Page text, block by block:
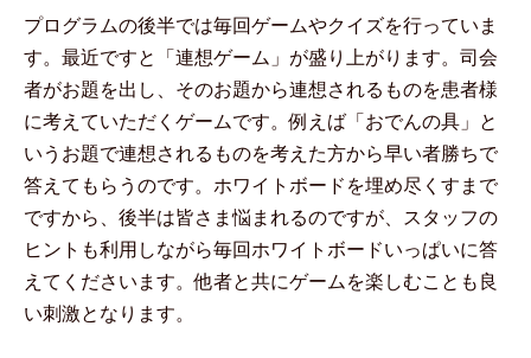
プログラムの後半では毎回ゲームやクイズを行っていま
す。最近ですと「連想ゲーム」が盛り上がります。司会
者がお題を出し、そのお題から連想されるものを患者様
に考えていただくゲームです。例えば「おでんの具」と
いうお題で連想されるものを考えた方から早い者勝ちで
答えてもらうのです。ホワイトボードを埋め尽くすまで
ですから、後半は皆さま悩まれるのですが、スタッフの
ヒントも利用しながら毎回ホワイトボードいっぱいに答
えてくださいます。他者と共にゲームを楽しむことも良
い刺激となります。